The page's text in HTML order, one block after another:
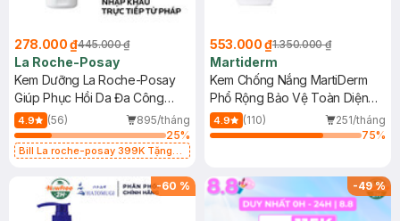
278.000 ₫445.000 ₫
La Roche-Posay
Kem Dưỡng La Roche-Posay
Giúp Phục Hồi Da Đa Công
Dụng 40ml
4.9 (56)
895/tháng
25%
Bill La roche-posay 399K Tặng
(SL có hạn)
553.000 ₫1.350.000 ₫
Martiderm
Kem Chống Nắng MartiDerm
Phổ Rộng Bảo Vệ Toàn Diện
40ml
4.9 (110)
251/tháng
75%
-60 % -49%